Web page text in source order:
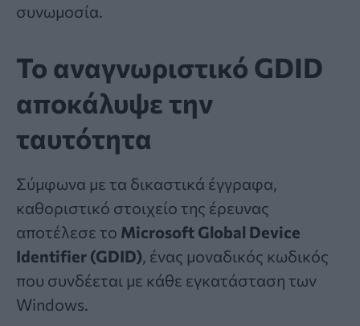
συνωμοσία.
Το αναγνωριστικό GDID
αποκάλυψε την
ταυτότητα
Σύμφωνα με τα δικαστικά έγγραφα,
καθοριστικό στοιχείο της έρευνας
αποτέλεσε το Microsoft Global Device
Identifier (GDID), ένας μοναδικός κωδικός
που συνδέεται με κάθε εγκατάσταση των
Windows.